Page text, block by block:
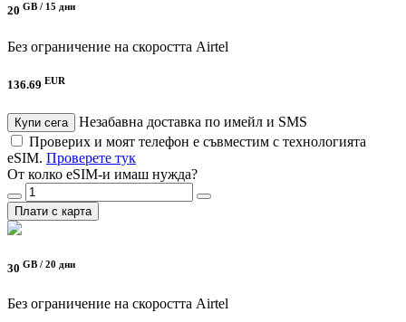
20 GB / 15 дни
Без ограничение на скоростта Airtel
136.69 EUR
Купи сега
Незабавна доставка по имейл и SMS
Проверих и моят телефон е съвместим с технологията
eSIM. Проверете тук
От колко eSIM-и имаш нужда?
Плати с карта
30 GB / 20 дни
Без ограничение на скоростта Airtel